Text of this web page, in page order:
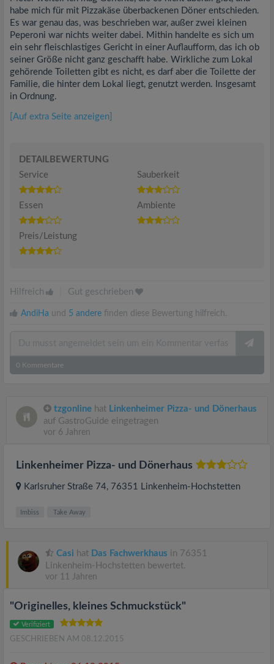
habe mich für mit Pizzakäse überbackenen Döner entschieden.
Es war genau das, was beschrieben war, außer zwei kleinen
Peperoni war nichts weiter dabei. Mithin handelte es sich um
ein sehr fleischlastiges Gericht in einer Auflaufform, das ich ob
seiner Größe nicht ganz geschafft habe. Wirkliche zum Lokal
gehörende Toiletten gibt es nicht, es darf aber die Toilette der
Familie, die hinter dem Lokal liegt, genutzt werden. Insgesamt
in Ordnung.
[Auf extra Seite anzeigen]
DETAILBEWERTUNG
Service
Sauberkeit
Essen Ambiente
Preis/Leistung
Hilfreich Gut geschrieben
AndiHa und 5 andere finden diese Bewertung hilfreich.
0 Kommentare
tzgonline hat Linkenheimer Pizza- und Dönerhaus
auf GastroGuide eingetragen
vor 6 Jahren
Linkenheimer Pizza- und Dönerhaus
Karlsruher Straße 74, 76351 Linkenheim-Hochstetten
Imbiss Take Away
Casi hat Das Fachwerkhaus in 76351
Linkenheim-Hochstetten bewertet.
vor 11 Jahren
"Originelles, kleines Schmuckstück"
Verifiziert
GESCHRIEBEN AM 08.12.2015